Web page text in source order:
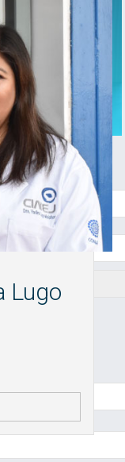
Lugo
sesión